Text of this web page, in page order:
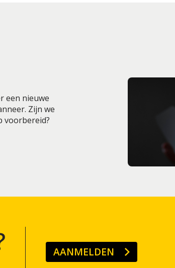
een nieuwe
Zijn we
voorbereid?
AANMELDEN